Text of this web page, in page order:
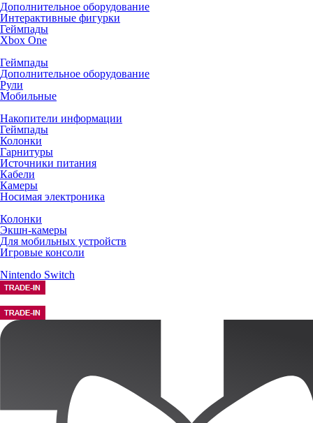
Дополнительное оборудование
Интерактивные фигурки
Геймпады
Xbox One
Геймпады
Дополнительное оборудование
Рули
Мобильные
Накопители информации
Геймпады
Колонки
Гарнитуры
Источники питания
Кабели
Камеры
Носимая электроника
Колонки
Экшн-камеры
Для мобильных устройств
Игровые консоли
Nintendo Switch